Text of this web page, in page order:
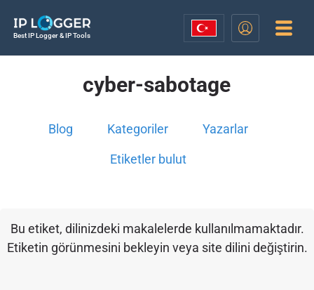
Best IP Logger & IP Tools
cyber-sabotage
Blog Kategoriler Yazarlar
Etiketler bulut